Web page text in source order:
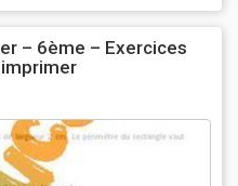
– 6ème – Exercices
imprimer